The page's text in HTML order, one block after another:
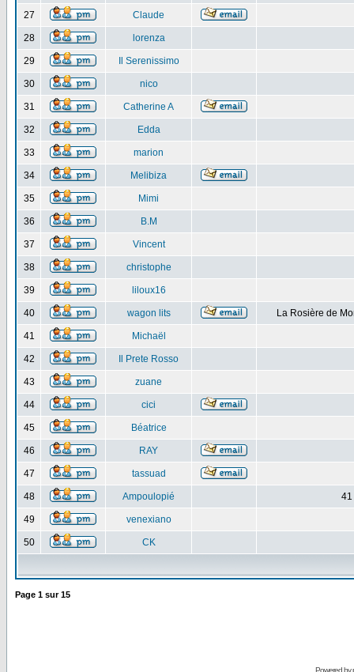
27 Claude
28 lorenza
29 Il Serenissimo
30 nico
31 Catherine A
32 Edda
33 marion
34 Melibiza
35 Mimi
36 B.M
37 Vincent
38 christophe
39 liloux16
40 wagon lits La Rosière de
41 Michaël
42 Il Prete Rosso
43 zuane
44 cici
45 Béatrice
46 RAY
47 tassuad
48 Ampoulopié 41
49 venexiano
50 CK
Page 1 sur15
Powered by